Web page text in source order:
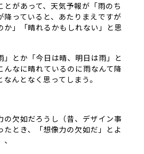
とがあって、天気予報が「雨のち
降っていると、あたりまえですが
か」「晴れるかもしれない」と思
」とか「今日は晴、明日は雨」と
んなに晴れているのに雨なんて降
んとなく思ってしまう。
の欠如だろうし（昔、デザイン事
たとき、「想像力の欠如だ」とよ